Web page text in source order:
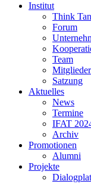
Institut
Think
Forum
Team
Mitglieder
Satzung
Aktuelles
News
Termine
IFAT
Archiv
Promotionen
Alumni
Projekte